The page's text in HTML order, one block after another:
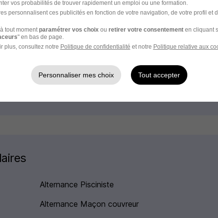
Canalisateur
Alternance Nice Canalisateur
Alternance Pisciniste
Alternance Maçon couvreur
vos probabilités de trouver rapidement un emploi ou une formation.
personnalisent ces publicités en fonction de votre navigation, de votre profil et
tout moment paramétrer vos choix ou retirer votre consentementen cliquant
" en bas de page.
plus, consultez notre Politique de confidentialité et notre Politique relative aux
Personnaliser mes choix Tout accepter